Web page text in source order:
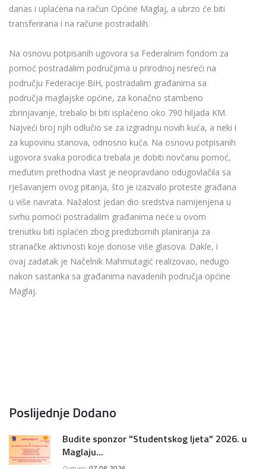
danas i uplaćena na račun Općine Maglaj, a ubrzo će biti
transferirana i na račune postradalih.
Na osnovu potpisanih ugovora sa Federalnim fondom za
pomoć postradalim područjima u prirodnoj nesreći na
području Federacije BiH, postradalim građanima sa
područja maglajske općine, za konačno stambeno
zbrinjavanje, trebalo bi biti isplaćeno oko 790 hiljada KM.
Najveći broj njih odlučio se za izgradnju novih kuća, a neki i
za kupovinu stanova, odnosno kuća. Na osnovu potpisanih
ugovora svaka porodica trebala je dobiti novčanu pomoć,
međutim prethodna vlast je neopravdano odugovlačila sa
rješavanjem ovog pitanja, što je izazvalo proteste građana
u više navrata. Nažalost jedan dio sredstva namijenjena u
svrhu pomoći postradalim građanima neće u ovom
trenutku biti isplaćen zbog predizbornih planiranja za
stranačke aktivnosti koje donose više glasova. Dakle, i
ovaj zadatak je Načelnik Mahmutagić realizovao, nedugo
nakon sastanka sa građanima navadenih područja općine
Maglaj.
Poslijednje Dodano
Budite sponzor "Studentskog ljeta" 2026. u
Maglaju...